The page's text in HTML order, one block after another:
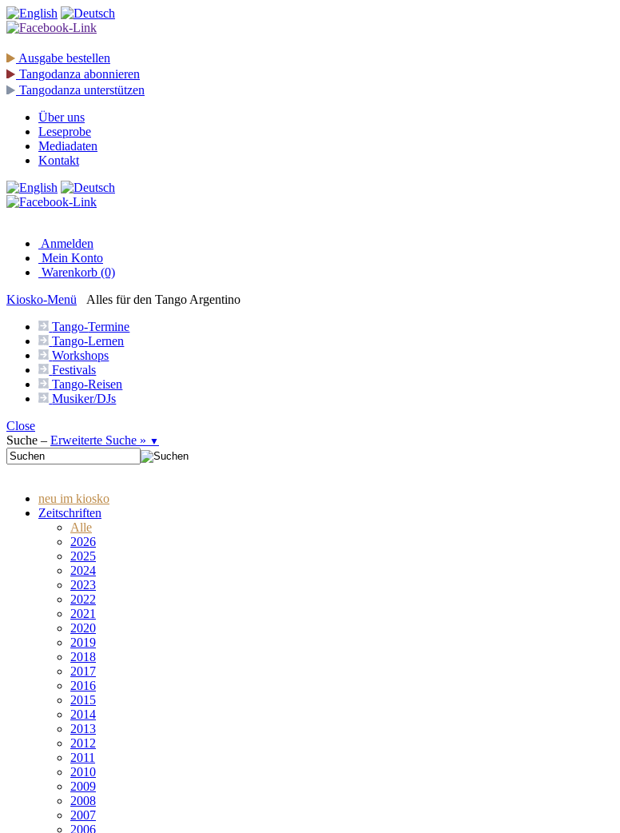
Ausgabe bestellen
Tangodanza abonnieren
Tangodanza unterstützen
Über uns
Leseprobe
Mediadaten
Kontakt
Anmelden
Mein Konto
Warenkorb (0)
Kiosko-Menü
Alles für den Tango Argentino
Tango-Termine
Tango-Lernen
Workshops
Festivals
Tango-Reisen
Musiker/DJs
Close
Suche – Erweiterte Suche » ▼
neu im kiosko
Zeitschriften
Alle
2026
2025
2024
2023
2022
2021
2020
2019
2018
2017
2016
2015
2014
2013
2012
2011
2010
2009
2008
2007
2006